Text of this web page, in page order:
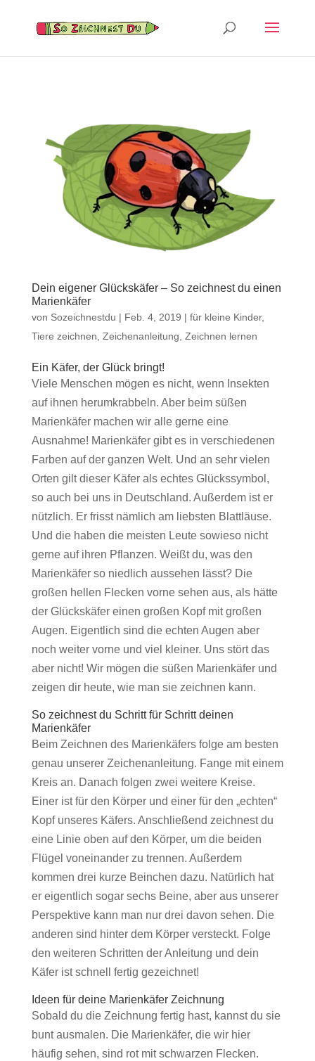
Dein eigener Glückskäfer – So zeichnest du einen
Marienkäfer
von Sozeichnestdu | Feb. 4, 2019 | für kleine Kinder,
Tiere zeichnen, Zeichenanleitung, Zeichnen lernen
Ein Käfer, der Glück bringt!
Viele Menschen mögen es nicht, wenn Insekten
auf ihnen herumkrabbeln. Aber beim süßen
Marienkäfer machen wir alle gerne eine
Ausnahme! Marienkäfer gibt es in verschiedenen
Farben auf der ganzen Welt. Und an sehr vielen
Orten gilt dieser Käfer als echtes Glückssymbol,
so auch bei uns in Deutschland. Außerdem ist er
nützlich. Er frisst nämlich am liebsten Blattläuse.
Und die haben die meisten Leute sowieso nicht
gerne auf ihren Pflanzen. Weißt du, was den
Marienkäfer so niedlich aussehen lässt? Die
großen hellen Flecken vorne sehen aus, als hätte
der Glückskäfer einen großen Kopf mit großen
Augen. Eigentlich sind die echten Augen aber
noch weiter vorne und viel kleiner. Uns stört das
aber nicht! Wir mögen die süßen Marienkäfer und
zeigen dir heute, wie man sie zeichnen kann.
So zeichnest du Schritt für Schritt deinen
Marienkäfer
Beim Zeichnen des Marienkäfers folge am besten
genau unserer Zeichenanleitung. Fange mit einem
Kreis an. Danach folgen zwei weitere Kreise.
Einer ist für den Körper und einer für den „echten“
Kopf unseres Käfers. Anschließend zeichnest du
eine Linie oben auf den Körper, um die beiden
Flügel voneinander zu trennen. Außerdem
kommen drei kurze Beinchen dazu. Natürlich hat
er eigentlich sogar sechs Beine, aber aus unserer
Perspektive kann man nur drei davon sehen. Die
anderen sind hinter dem Körper versteckt. Folge
den weiteren Schritten der Anleitung und dein
Käfer ist schnell fertig gezeichnet!
Ideen für deine Marienkäfer Zeichnung
Sobald du die Zeichnung fertig hast, kannst du sie
bunt ausmalen. Die Marienkäfer, die wir hier
häufig sehen, sind rot mit schwarzen Flecken.